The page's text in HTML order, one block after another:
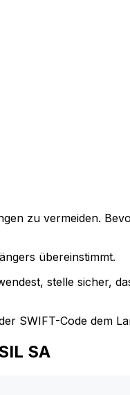
zu vermeiden.
übereinstimmt.
stelle sicher,
SWIFT-Code dem
SA